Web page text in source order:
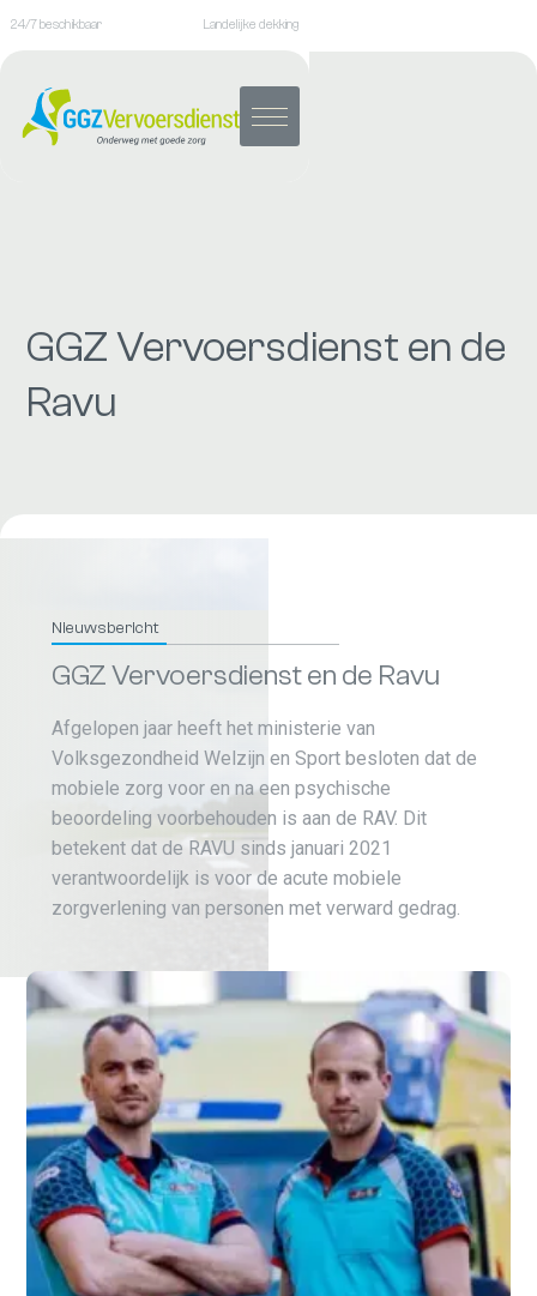
24/7 beschikbaar Landelijke dekking
GGZ Vervoersdienst en de
Ravu
Nieuwsbericht
GGZ Vervoersdienst en de Ravu
Afgelopen jaar heeft het ministerie van
Volksgezondheid Welzijn en Sport besloten dat de
mobiele zorg voor en na een psychische
beoordeling voorbehouden is aan de RAV. Dit
betekent dat de RAVU sinds januari 2021
verantwoordelijk is voor de acute mobiele
zorgverlening van personen met verward gedrag.